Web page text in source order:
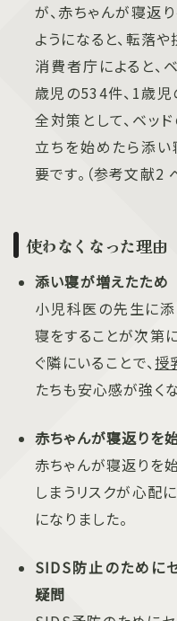
が、赤ちゃんが寝返
ようになると、転落や
消費者庁によると、
歳児の534件、1歳
全対策として、ベッ
立ちを始めたら添
要です。（参考文献2
使わなくなった理由
添い寝が増えたため
小児科医の先生に添
寝をすることが次第
ぐ隣にいることで、授
たちも安心感が強く
赤ちゃんが寝返りを
赤ちゃんが寝返りを
しまうリスクが心配
になりました。
SIDS防止のために
疑問